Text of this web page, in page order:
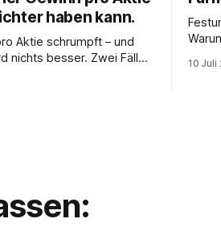
haben kann.
Aktie schrumpft – und
nichts besser. Zwei Fälle
10 Juli